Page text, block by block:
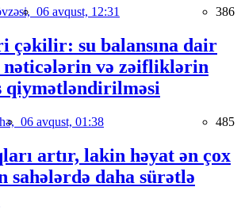
06 avqust, 12:31 386
çəkilir: su balansına dair
və zəifliklərin
qiymətləndirilməsi
06 avqust, 01:38 485
artır, lakin həyat ən çox
sahələrdə daha sürətlə